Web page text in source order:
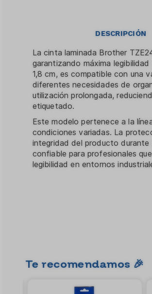
DESCRIPCIÓN
La cinta laminada Brother
garantizando máxima
1,8 cm, es compatible con una
diferentes necesidades de
utilización prolongada,
etiquetado.
Este modelo pertenece a la
condiciones variadas. La
integridad del producto
confiable para profesionales
legibilidad en entornos
Te recomendamos 🎉